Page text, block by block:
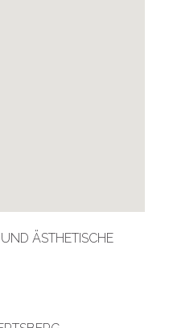
ÄSTHETISCHE